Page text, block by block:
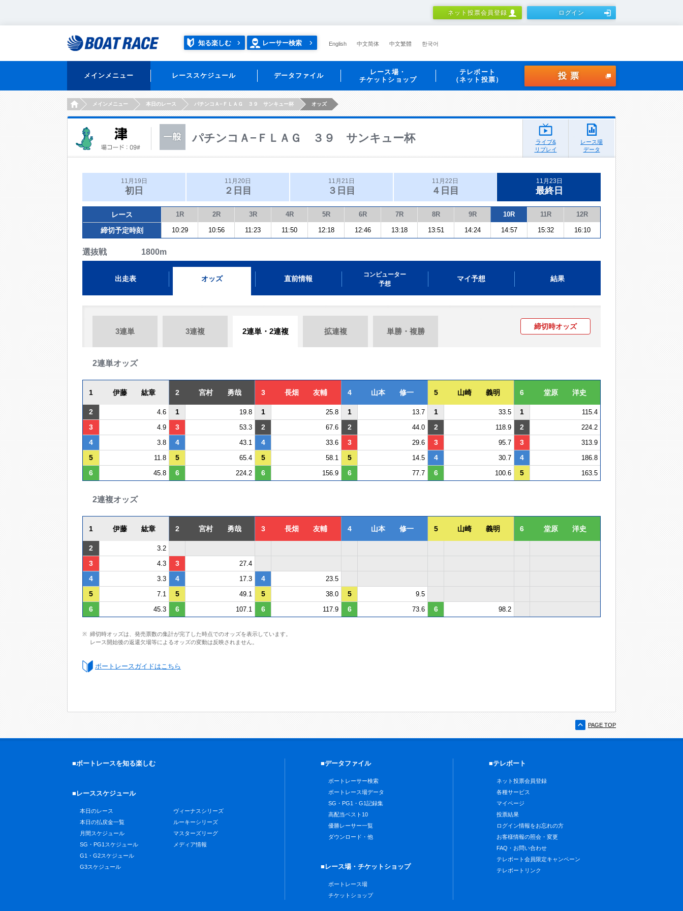
ネット投票会員登録 ログイン
知る楽しむ レーサー検索 English 中文简体 中文繁體 한국어
メインメニュー レーススケジュール データファイル
レース場・
チケットショップ
テレボート
（ネット投票）
投票
HOMEメインメニュー 本日のレース パチンコＡ−ＦＬＡＧ ３９ サンキュー杯 オッズ
パチンコＡ−ＦＬＡＧ ３９ サンキュー杯
ライブ&
リプレイ
レース場
データ
11月19日
初日
11月20日
２日目
11月21日
３日目
11月22日
４日目
11月23日
最終日
レース 1R 2R 3R 4R 5R 6R 7R 8R 9R 10R 11R 12R
締切予定時刻 10:29 10:56 11:23 11:50 12:18 12:46 13:18 13:51 14:24 14:57 15:32 16:10
選抜戦 1800m
出走表 オッズ 直前情報
コンピューター
予想
マイ予想 結果
3連単 3連複 2連単・2連複 拡連複 単勝・複勝
締切時オッズ
2連単オッズ
1 伊藤 紘章 2 宮村 勇哉 3 長畑 友輔 4 山本 修一 5 山崎 義明 6 堂原 洋史
2 4.6 1 19.8 1 25.8 1 13.7 1 33.5 1 115.4
3 4.9 3 53.3 2 67.6 2 44.0 2 118.9 2 224.2
4 3.8 4 43.1 4 33.6 3 29.6 3 95.7 3 313.9
5 11.8 5 65.4 5 58.1 5 14.5 4 30.7 4 186.8
6 45.8 6 224.2 6 156.9 6 77.7 6 100.6 5 163.5
2連複オッズ
1 伊藤 紘章 2 宮村 勇哉 3 長畑 友輔 4 山本 修一 5 山崎 義明 6 堂原 洋史
2 3.2
3 4.3 3 27.4
4 3.3 4 17.3 4 23.5
5 7.1 5 49.1 5 38.0 5 9.5
6 45.3 6 107.1 6 117.9 6 73.6 6 98.2
締切時オッズは、発売票数の集計が完了した時点でのオッズを表示しています。
レース開始後の返還欠場等によるオッズの変動は反映されません。
ボートレースガイドはこちら
PAGE TOP
■ボートレースを知る楽しむ
■レーススケジュール
本日のレース
本日の払戻金一覧
月間スケジュール
SG・PG1スケジュール
G1・G2スケジュール
G3スケジュール
ヴィーナスシリーズ
ルーキーシリーズ
マスターズリーグ
メディア情報
■データファイル
ボートレーサー検索
ボートレース場データ
SG・PG1・G1記録集
高配当ベスト10
優勝レーサー一覧
ダウンロード・他
■レース場・チケットショップ
ボートレース場
チケットショップ
■テレボート
ネット投票会員登録
各種サービス
マイページ
投票結果
ログイン情報をお忘れの方
お客様情報の照会・変更
FAQ・お問い合わせ
テレボート会員限定キャンペーン
テレボートリンク